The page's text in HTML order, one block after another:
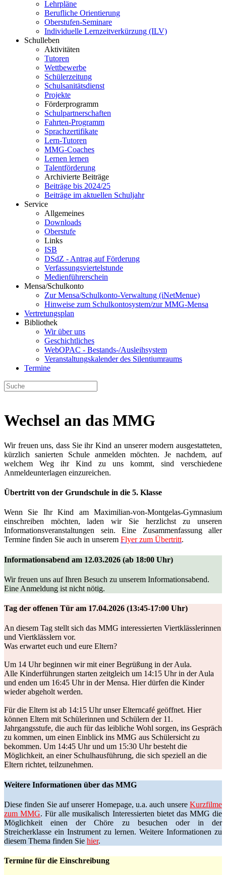
Lehrpläne
Berufliche Orientierung
Oberstufen-Seminare
Individuelle Lernzeitverkürzung (ILV)
Schulleben
Aktivitäten
Tutoren
Wettbewerbe
Schülerzeitung
Schulsanitätsdienst
Projekte
Förderprogramm
Schulpartnerschaften
Fahrten-Programm
Sprachzertifikate
Lern-Tutoren
MMG-Coaches
Lernen lernen
Talentförderung
Archivierte Beiträge
Beiträge bis 2024/25
Beiträge im aktuellen Schuljahr
Service
Allgemeines
Downloads
Oberstufe
Links
ISB
DSdZ - Antrag auf Förderung
Verfassungsviertelstunde
Medienführerschein
Mensa/Schulkonto
Zur Mensa/Schulkonto-Verwaltung (iNetMenue)
Hinweise zum Schulkontosystem/zur MMG-Mensa
Vertretungsplan
Bibliothek
Wir über uns
Geschichtliches
WebOPAC - Bestands-/Ausleihsystem
Veranstaltungskalender des Silentiumraums
Termine
Wechsel an das MMG
Wir freuen uns, dass Sie ihr Kind an unserer modern ausgestatteten,
kürzlich sanierten Schule anmelden möchten. Je nachdem, auf
welchem Weg ihr Kind zu uns kommt, sind verschiedene
Anmeldeunterlagen einzureichen.
Übertritt von der Grundschule in die 5. Klasse
Wenn Sie Ihr Kind am Maximilian-von-Montgelas-Gymnasium
einschreiben möchten, laden wir Sie herzlichst zu unseren
Informationsveranstaltungen sein. Eine Zusammenfassung aller
Termine finden Sie auch in unserem Flyer zum Übertritt.
Informationsabend am 12.03.2026 (ab 18:00 Uhr)
Wir freuen uns auf Ihren Besuch zu unserem Informationsabend.
Eine Anmeldung ist nicht nötig.
Tag der offenen Tür am 17.04.2026 (13:45-17:00 Uhr)
An diesem Tag stellt sich das MMG interessierten Viertklässlerinnen
und Viertklässlern vor.
Was erwartet euch und eure Eltern?
Um 14 Uhr beginnen wir mit einer Begrüßung in der Aula.
Alle Kinderführungen starten zeitgleich um 14:15 Uhr in der Aula
und enden um 16:45 Uhr in der Mensa. Hier dürfen die Kinder
wieder abgeholt werden.
Für die Eltern ist ab 14:15 Uhr unser Elterncafé geöffnet. Hier
können Eltern mit Schülerinnen und Schülern der 11.
Jahrgangsstufe, die auch für das leibliche Wohl sorgen, ins Gespräch
zu kommen, um einen Einblick ins MMG aus Schülersicht zu
bekommen. Um 14:45 Uhr und um 15:30 Uhr besteht die
Möglichkeit, an einer Schulhausführung, die sich speziell an die
Eltern richtet, teilzunehmen.
Weitere Informationen über das MMG
Diese finden Sie auf unserer Homepage, u.a. auch unsere Kurzfilme
zum MMG. Für alle musikalisch Interessierten bietet das MMG die
Möglichkeit einen der Chöre zu besuchen oder in der
Streicherklasse ein Instrument zu lernen. Weitere Informationen zu
diesem Thema finden Sie hier.
Termine für die Einschreibung